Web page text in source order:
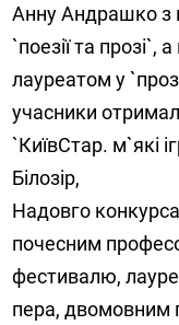
Анну Андрашко з
`поезії та
лауреатом у
учасники
`КиївСтар. м`які
Білозір,
Надовго
почесним
фестивалю,
пера, двомовним